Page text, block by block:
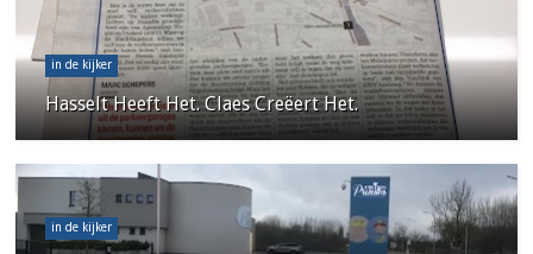
in de kijker
Hasselt Heeft Het. Claes Creëert Het.
in de kijker